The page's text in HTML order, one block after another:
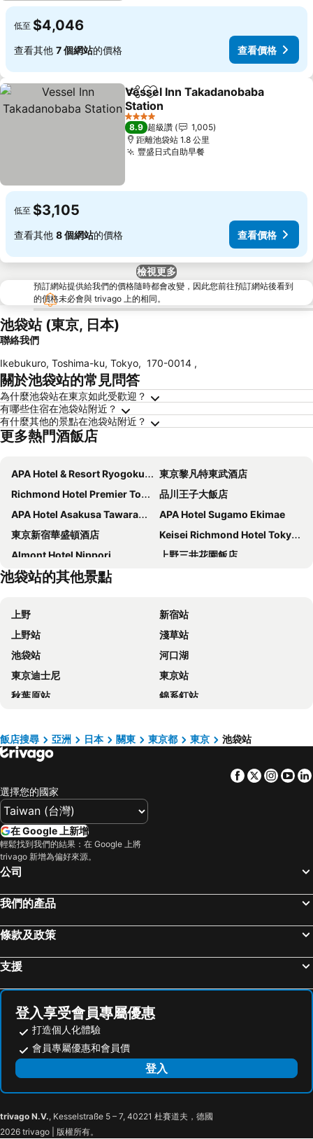
低至 $4,046
查看其他 7 個網站的價格 查看價格
分享 加入我的最愛
Vessel Inn Takadanobaba
Station
查看價格
4 星級
8.9 超級讚
1,005
距離池袋站 1.8 公里
豐盛日式自助早餐查看價格
低至 $3,105
查看其他 8 個網站的價格 查看價格
檢視更多
預訂網站提供給我們的價格隨時都會改變，因此您前往預訂網站後看到
的價格未必會與 trivago 上的相同。
池袋站 (東京, 日本)
聯絡我們
Ikebukuro, Toshima-ku, Tokyo, 170-0014 ,
關於池袋站的常見問答
為什麼池袋站在東京如此受歡迎？
有哪些住宿在池袋站附近？
有什麼其他的景點在池袋站附近？
更多熱門酒飯店
APA Hotel & Resort Ryogoku Ekimae Tower
東京黎凡特東武酒店
Richmond Hotel Premier Tokyo Schole
品川王子大飯店
APA Hotel Asakusa Tawaramachi Ekimae
APA Hotel Sugamo Ekimae
東京新宿華盛頓酒店
Keisei Richmond Hotel Tokyo Kinshicho
Almont Hotel Nippori
上野三井花園飯店
上野寶石飯店
APA Hotel Ueno Ekiminami
APA Hotel Asakusa Ekimae
京成站前 APA 飯店
Super Hotel Tokyo Kinshicho Ekimae
Centurion Hotel & Spa Ueno Station
Sakura Hotel Nippori
HOTEL MYSTAYS 龜戶
格拉菲尼澤飯店
Keisei Richmond Hotel Tokyo Oshiage
Tosei Hotel Cocone Ueno Okachimachi
Hotel Sunroute Plaza Shinjuku
Tokyo Bay Shiomi Prince Hotel
TKP 日暮里站前 APA 飯店
Tosei Hotel Cocone Ueno
東京樂天都市錦飯店
HOTEL LiVEMAX Ueno-Ekimae
Hotel Villa Fontaine Grand Tokyo-ariake
APA hotel Asakusa Kaminarimon
上野百夫長飯店
Tosei Hotel Cocone Asakusa Kuramae
Shinjuku Kuyakusho-mae Capsule Hotel
Kyo-wa Hotel
東京東方21世紀酒店
Hotel Sun City Ikebukuro
Daiichi Inn Ikebukuro
池袋星際廣場飯店
EISEI STAY Ikebukuro Nishi
池袋百夫長飯店
the b ikebukuro
池袋站的其他景點
上野
新宿站
上野站
淺草站
池袋站
河口湖
東京迪士尼
東京站
秋葉原站
錦系釘站
品川車站
銀座站
淺草寺
伊豆溫泉
東京晴空塔
東京國際機場 (羽田機場)
新橋站
日本橋站
成田國際機場
Shibuya
Haneda Airport International Terminal Station
野沢溫泉
東京迪士尼海洋
Narita International Airport
靜岡車站
赤坂站
強羅溫泉
鬼怒川溫泉
赤羽站
Ikebukuro Metro Station
Toshima
飯店搜尋 亞洲 日本 關東 東京都 東京 池袋站
Facebook
Twitter
選擇您的國家
在 Google 上新增
輕鬆找到我們的結果：在 Google 上將
trivago 新增為偏好來源。
公司
我們的產品
條款及政策
支援
登入享受會員專屬優惠
打造個人化體驗
會員專屬優惠和會員價
登入
trivago N.V., Kesselstraße 5 – 7, 40221 杜賽道夫，德國
2026 trivago | 版權所有。